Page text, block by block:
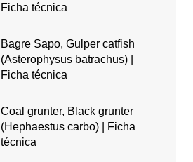
Ficha técnica
Bagre Sapo, Gulper catfish
(Asterophysus batrachus) |
Ficha técnica
Coal grunter, Black grunter
(Hephaestus carbo) | Ficha
técnica